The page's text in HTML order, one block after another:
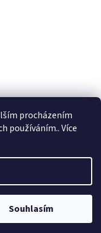
procházením
používáním.. Více
Souhlasím
práva vyhrazena.